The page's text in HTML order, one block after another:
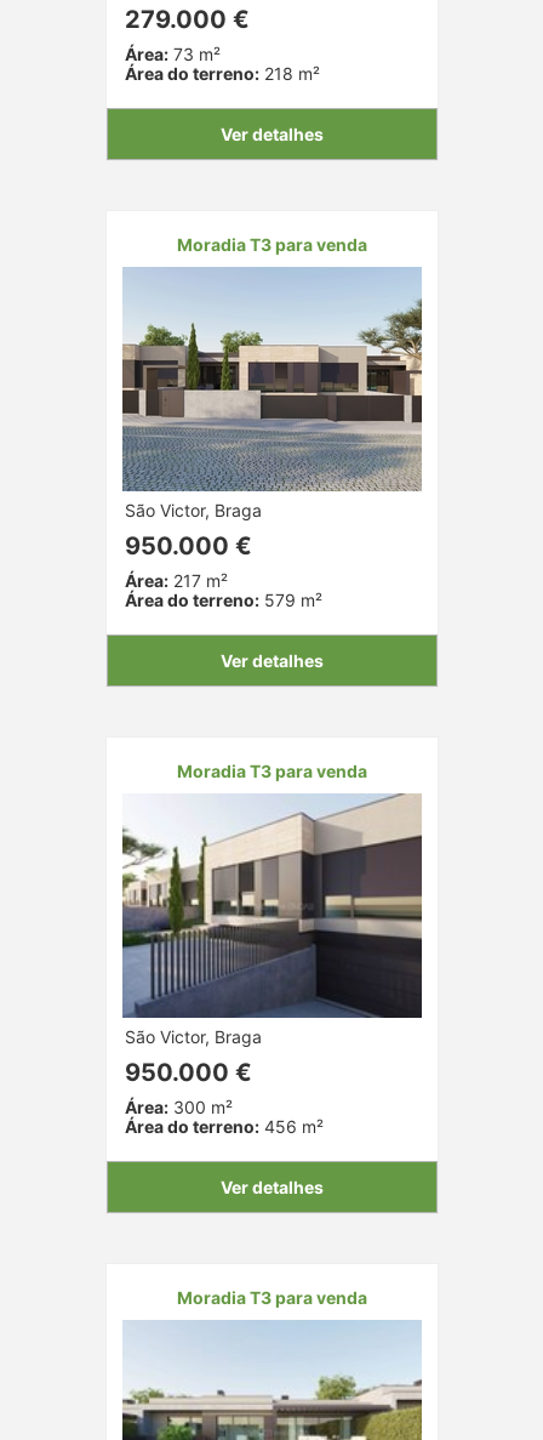
279.000 €
Área:73 m²
Área do terreno:218 m²
Ver detalhes
Moradia T3 para venda
São Victor, Braga
950.000 €
Área:217 m²
Área do terreno:579 m²
Ver detalhes
Moradia T3 para venda
São Victor, Braga
950.000 €
Área:300 m²
Área do terreno:456 m²
Ver detalhes
Moradia T3 para venda